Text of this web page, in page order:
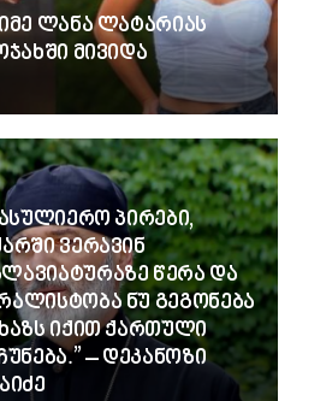
ლანა ლატარიას
მივიდა
პირები,
ვერავინ
წერა და
ნუ გეგონება
იქით ქართული
– დეკანოზი